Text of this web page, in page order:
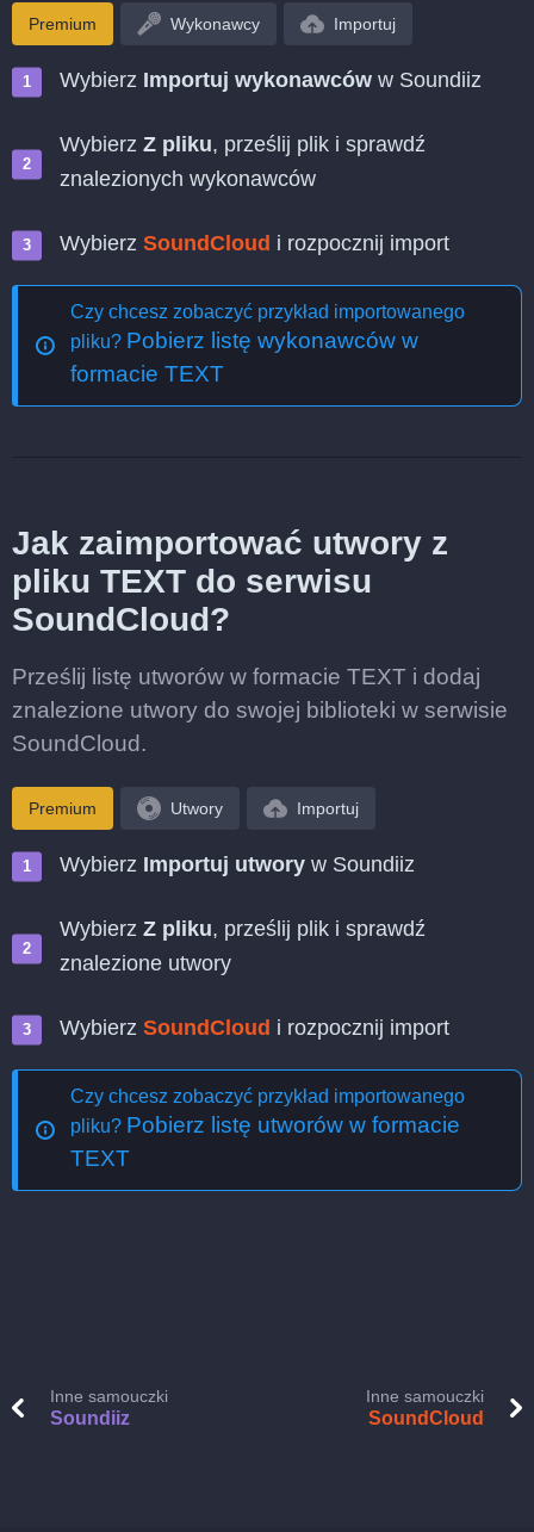
Premium Wykonawcy Importuj
Wybierz Importuj wykonawców w Soundiiz
Wybierz Z pliku, prześlij plik i sprawdź
znalezionych wykonawców
Wybierz SoundCloud i rozpocznij import
Czy chcesz zobaczyć przykład importowanego
pliku? Pobierz listę wykonawców w
formacie TEXT
Jak zaimportować utwory z
pliku TEXT do serwisu
SoundCloud?
Prześlij listę utworów w formacie TEXT i dodaj
znalezione utwory do swojej biblioteki w serwisie
SoundCloud.
Premium Utwory Importuj
Wybierz Importuj utwory w Soundiiz
Wybierz Z pliku, prześlij plik i sprawdź
znalezione utwory
Wybierz SoundCloud i rozpocznij import
Czy chcesz zobaczyć przykład importowanego
pliku? Pobierz listę utworów w formacie
TEXT
Inne samouczki
Soundiiz
Inne samouczki
SoundCloud